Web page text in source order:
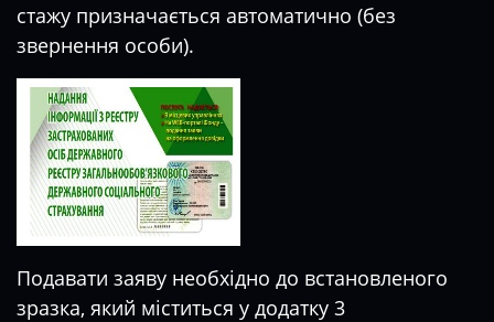
стажу призначається автоматично (без
звернення особи).
Подавати заяву необхідно до встановленого
зразка, який міститься у додатку 3